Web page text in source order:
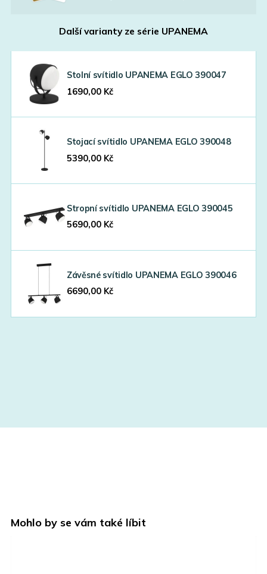
Další varianty ze série UPANEMA
Stolní svítidlo UPANEMA EGLO 390047
1690,00 Kč
Stojací svítidlo UPANEMA EGLO 390048
5390,00 Kč
Stropní svítidlo UPANEMA EGLO 390045
5690,00 Kč
Závěsné svítidlo UPANEMA EGLO 390046
6690,00 Kč
Mohlo by se vám také líbit